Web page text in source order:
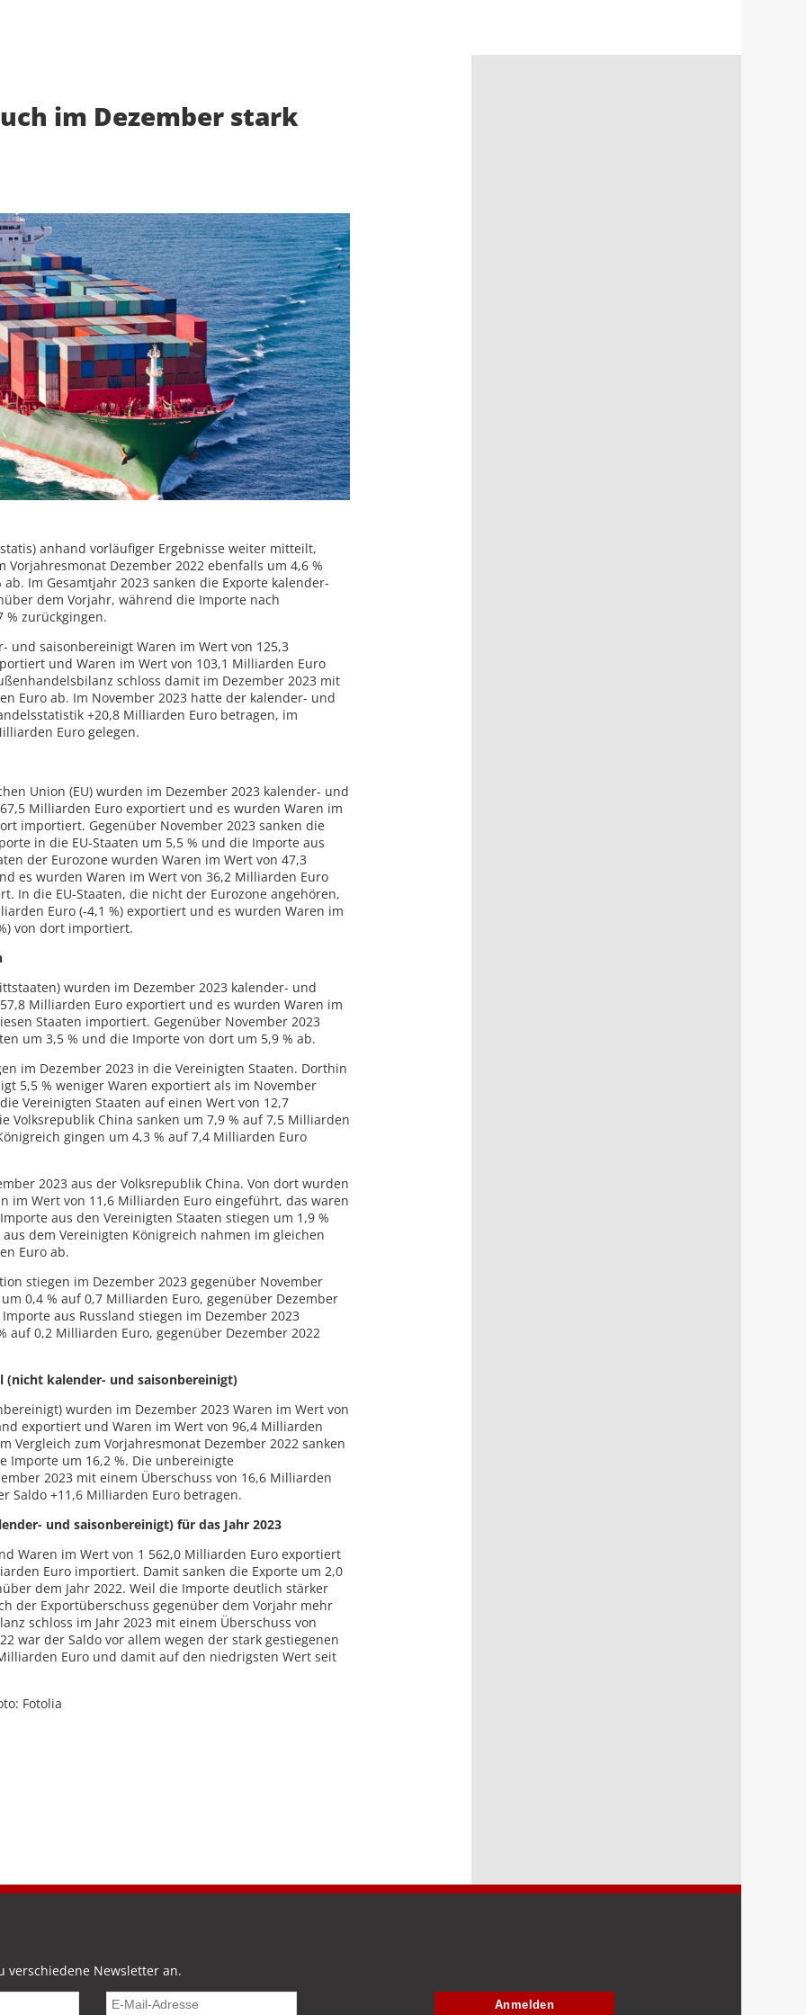
im Dezember stark
anhand vorläufiger Ergebnisse weiter mitteilt,
Vorjahresmonat Dezember 2022 ebenfalls um 4,6 %
Im Gesamtjahr 2023 sanken die Exporte kalender-
dem Vorjahr, während die Importe nach
% zurückgingen.
und saisonbereinigt Waren im Wert von 125,3
und Waren im Wert von 103,1 Milliarden Euro
schloss damit im Dezember 2023 mit
Euro ab. Im November 2023 hatte der kalender- und
+20,8 Milliarden Euro betragen, im
Euro gelegen.
Union (EU) wurden im Dezember 2023 kalender- und
Milliarden Euro exportiert und es wurden Waren im
importiert. Gegenüber November 2023 sanken die
in die EU-Staaten um 5,5 % und die Importe aus
der Eurozone wurden Waren im Wert von 47,3
es wurden Waren im Wert von 36,2 Milliarden Euro
In die EU-Staaten, die nicht der Eurozone angehören,
Euro (-4,1 %) exportiert und es wurden Waren im
von dort importiert.
wurden im Dezember 2023 kalender- und
Milliarden Euro exportiert und es wurden Waren im
Staaten importiert. Gegenüber November 2023
um 3,5 % und die Importe von dort um 5,9 % ab.
im Dezember 2023 in die Vereinigten Staaten. Dorthin
5,5 % weniger Waren exportiert als im November
Vereinigten Staaten auf einen Wert von 12,7
Volksrepublik China sanken um 7,9 % auf 7,5 Milliarden
gingen um 4,3 % auf 7,4 Milliarden Euro
2023 aus der Volksrepublik China. Von dort wurden
im Wert von 11,6 Milliarden Euro eingeführt, das waren
aus den Vereinigten Staaten stiegen um 1,9 %
dem Vereinigten Königreich nahmen im gleichen
Euro ab.
stiegen im Dezember 2023 gegenüber November
0,4 % auf 0,7 Milliarden Euro, gegenüber Dezember
Importe aus Russland stiegen im Dezember 2023
auf 0,2 Milliarden Euro, gegenüber Dezember 2022
(nicht kalender- und saisonbereinigt)
wurden im Dezember 2023 Waren im Wert von
exportiert und Waren im Wert von 96,4 Milliarden
Vergleich zum Vorjahresmonat Dezember 2022 sanken
Importe um 16,2 %. Die unbereinigte
2023 mit einem Überschuss von 16,6 Milliarden
Saldo +11,6 Milliarden Euro betragen.
und saisonbereinigt) für das Jahr 2023
Waren im Wert von 1 562,0 Milliarden Euro exportiert
Euro importiert. Damit sanken die Exporte um 2,0
dem Jahr 2022. Weil die Importe deutlich stärker
der Exportüberschuss gegenüber dem Vorjahr mehr
schloss im Jahr 2023 mit einem Überschuss von
war der Saldo vor allem wegen der stark gestiegenen
Euro und damit auf den niedrigsten Wert seit
Fotolia
verschiedene Newsletter an.
Anmelden